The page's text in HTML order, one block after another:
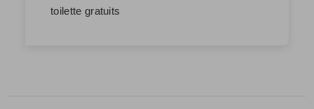
toilette gratuits